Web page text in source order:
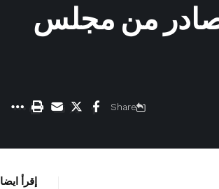
من مجلس
Share
إقرأ ايضا